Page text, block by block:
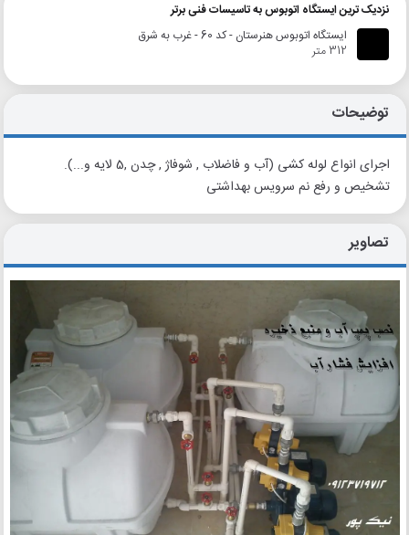
نزدیک ترین ایستگاه اتوبوس به تاسیسات فنی برتر
ایستگاه اتوبوس هنرستان - کد 60 - غرب به شرق
312 متر
توضیحات
اجرای انواع لوله کشی (آب و فاضلاب , شوفاژ , چدن ,5 لایه و...).
تشخیص و رفع نم سرویس بهداشتی
تصاویر